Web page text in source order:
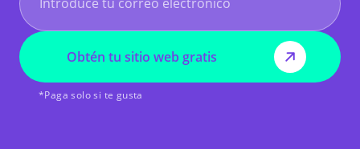
Obtén tu sitio web gratis
*Paga solo si te gusta